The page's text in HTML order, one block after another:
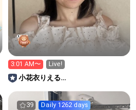
3:01 AM〜 Live!
小花衣りえる
AD
39 Daily 1262 days